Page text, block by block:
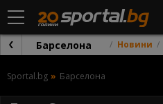
Барселона Новини
Sportal.bg Барселона